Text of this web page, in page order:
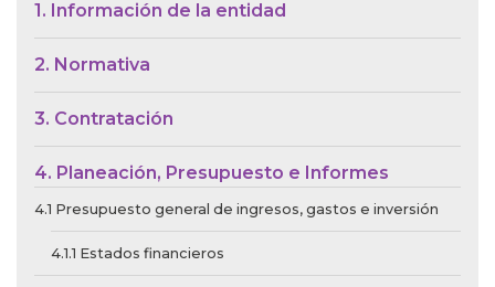
1. Información de la entidad
2. Normativa
3. Contratación
4. Planeación, Presupuesto e Informes
4.1 Presupuesto general de ingresos, gastos e inversión
4.1.1 Estados financieros